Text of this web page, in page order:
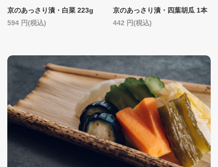
京のあっさり漬・白菜 223g
594
(税込)
京のあっさり漬・四葉胡瓜 1本
442
(税込)